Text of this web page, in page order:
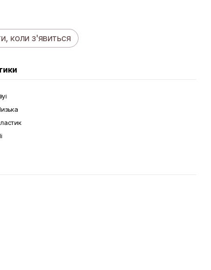
коли з'явиться